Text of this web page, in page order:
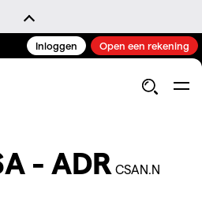
Inloggen Open een rekening
- ADR CSAN.N